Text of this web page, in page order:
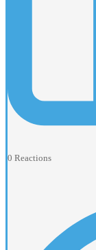
0 Reactions